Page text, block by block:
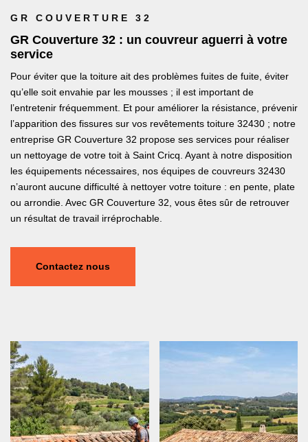
GR COUVERTURE 32
GR Couverture 32 : un couvreur aguerri à votre
service
Pour éviter que la toiture ait des problèmes fuites de fuite, éviter
qu’elle soit envahie par les mousses ; il est important de
l’entretenir fréquemment. Et pour améliorer la résistance, prévenir
l’apparition des fissures sur vos revêtements toiture 32430 ; notre
entreprise GR Couverture 32 propose ses services pour réaliser
un nettoyage de votre toit à Saint Cricq. Ayant à notre disposition
les équipements nécessaires, nos équipes de couvreurs 32430
n’auront aucune difficulté à nettoyer votre toiture : en pente, plate
ou arrondie. Avec GR Couverture 32, vous êtes sûr de retrouver
un résultat de travail irréprochable.
Contactez nous